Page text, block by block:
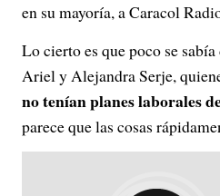
en su mayoría, a Caracol
Lo cierto es que poco se
Ariel y Alejandra Serje,
no tenían planes laborales
parece que las cosas